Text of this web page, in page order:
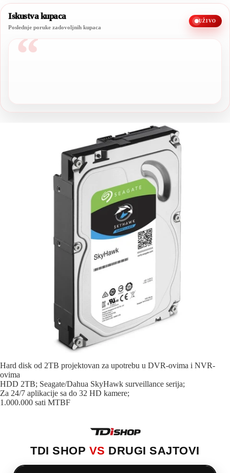
Iskustva kupaca
Poslednje poruke zadovoljnih kupaca
UŽIVO
“
Hard disk od 2TB projektovan za upotrebu u DVR-ovima i NVR-
ovima
HDD 2TB; Seagate/Dahua SkyHawk surveillance serija;
Za 24/7 aplikacije sa do 32 HD kamere;
1.000.000 sati MTBF
TDI SHOP VS DRUGI SAJTOVI